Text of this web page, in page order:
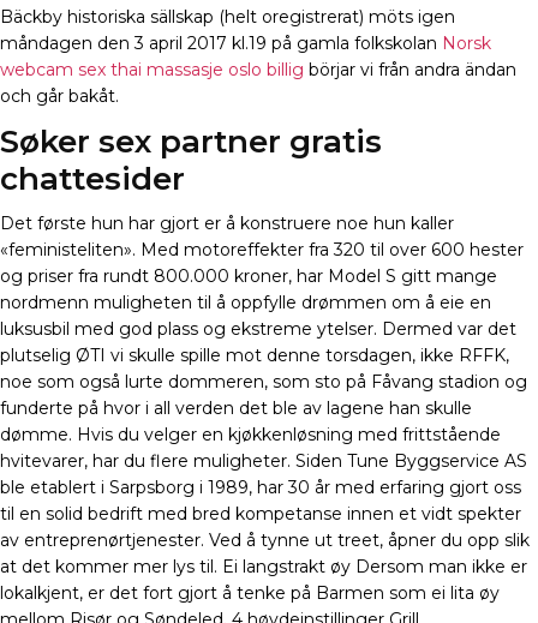
Bäckby historiska sällskap (helt oregistrerat) möts igen
måndagen den 3 april 2017 kl.19 på gamla folkskolan Norsk
webcam sex thai massasje oslo billig börjar vi från andra ändan
och går bakåt.
Søker sex partner gratis
chattesider
Det første hun har gjort er å konstruere noe hun kaller
«feministeliten». Med motoreffekter fra 320 til over 600 hester
og priser fra rundt 800.000 kroner, har Model S gitt mange
nordmenn muligheten til å oppfylle drømmen om å eie en
luksusbil med god plass og ekstreme ytelser. Dermed var det
plutselig ØTI vi skulle spille mot denne torsdagen, ikke RFFK,
noe som også lurte dommeren, som sto på Fåvang stadion og
funderte på hvor i all verden det ble av lagene han skulle
dømme. Hvis du velger en kjøkkenløsning med frittstående
hvitevarer, har du flere muligheter. Siden Tune Byggservice AS
ble etablert i Sarpsborg i 1989, har 30 år med erfaring gjort oss
til en solid bedrift med bred kompetanse innen et vidt spekter
av entreprenørtjenester. Ved å tynne ut treet, åpner du opp slik
at det kommer mer lys til. Ei langstrakt øy Dersom man ikke er
lokalkjent, er det fort gjort å tenke på Barmen som ei lita øy